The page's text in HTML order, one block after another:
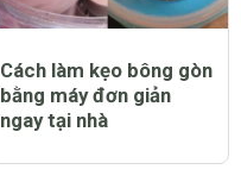
Cách làm kẹo bông gòn
bằng máy đơn giản
ngay tại nhà